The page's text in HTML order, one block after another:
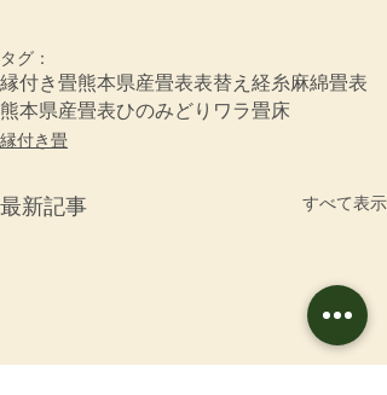
タグ：
縁付き畳熊本県産畳表表替え 経糸麻綿畳表
熊本県産畳表ひのみどり ワラ畳床
縁付き畳
最新記事 すべて表示